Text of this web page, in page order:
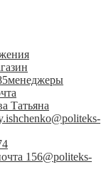
менеджеры
Татьяна
156@politeks-